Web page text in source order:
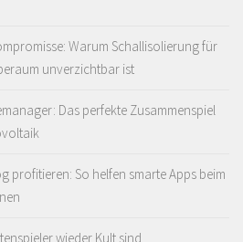
Warum Schallisolierung für
unverzichtbar ist
Das perfekte Zusammenspiel
profitieren: So helfen smarte Apps beim
wieder Kult sind